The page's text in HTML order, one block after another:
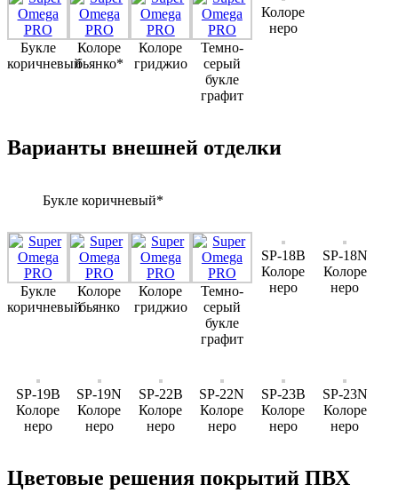
Букле
коричневый
Колоре
бьянко*
Колоре
гриджио
Темно-
серый
букле
графит
Колоре
неро
Варианты внешней отделки
Букле коричневый*
Букле
коричневый
Колоре
бьянко
Колоре
гриджио
Темно-
серый
букле
графит
SP-18B
Колоре
неро
SP-18N
Колоре
неро
SP-19B
Колоре
неро
SP-19N
Колоре
неро
SP-22B
Колоре
неро
SP-22N
Колоре
неро
SP-23B
Колоре
неро
SP-23N
Колоре
неро
Цветовые решения покрытий ПВХ